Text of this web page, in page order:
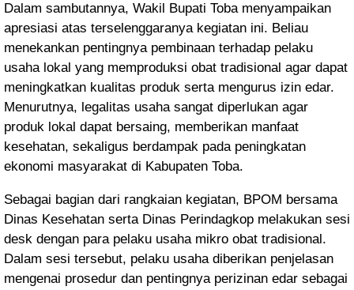
Dalam sambutannya, Wakil Bupati Toba menyampaikan
apresiasi atas terselenggaranya kegiatan ini. Beliau
menekankan pentingnya pembinaan terhadap pelaku
usaha lokal yang memproduksi obat tradisional agar dapat
meningkatkan kualitas produk serta mengurus izin edar.
Menurutnya, legalitas usaha sangat diperlukan agar
produk lokal dapat bersaing, memberikan manfaat
kesehatan, sekaligus berdampak pada peningkatan
ekonomi masyarakat di Kabupaten Toba.
Sebagai bagian dari rangkaian kegiatan, BPOM bersama
Dinas Kesehatan serta Dinas Perindagkop melakukan sesi
desk dengan para pelaku usaha mikro obat tradisional.
Dalam sesi tersebut, pelaku usaha diberikan penjelasan
mengenai prosedur dan pentingnya perizinan edar sebagai